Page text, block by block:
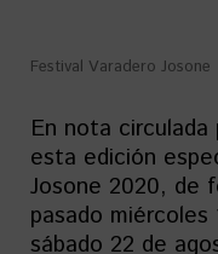
Festival Varadero Josone
En nota
esta edición
Josone 2020, de
pasado
sábado 22 de